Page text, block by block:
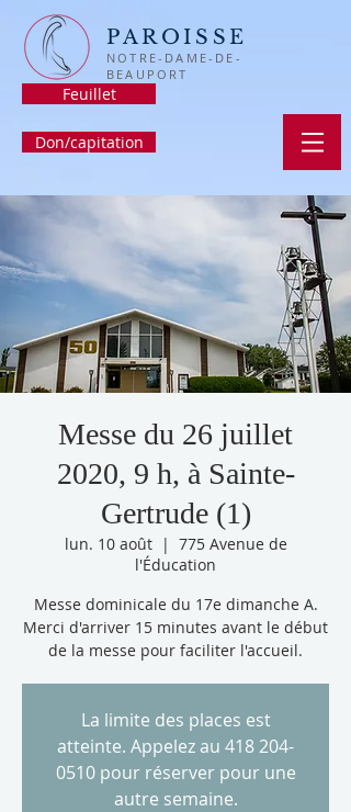
PAROISSE
NOTRE-DAME-DE-
BEAUPORT
Feuillet
Don/capitation
Messe du 26 juillet
2020, 9 h, à Sainte-
Gertrude (1)
lun. 10 août
  |
775 Avenue de
l'Éducation
Messe dominicale du 17e dimanche A.
Merci d'arriver 15 minutes avant le début
de la messe pour faciliter l'accueil.
La limite des places est
atteinte. Appelez au 418 204-
0510 pour réserver pour une
autre semaine.